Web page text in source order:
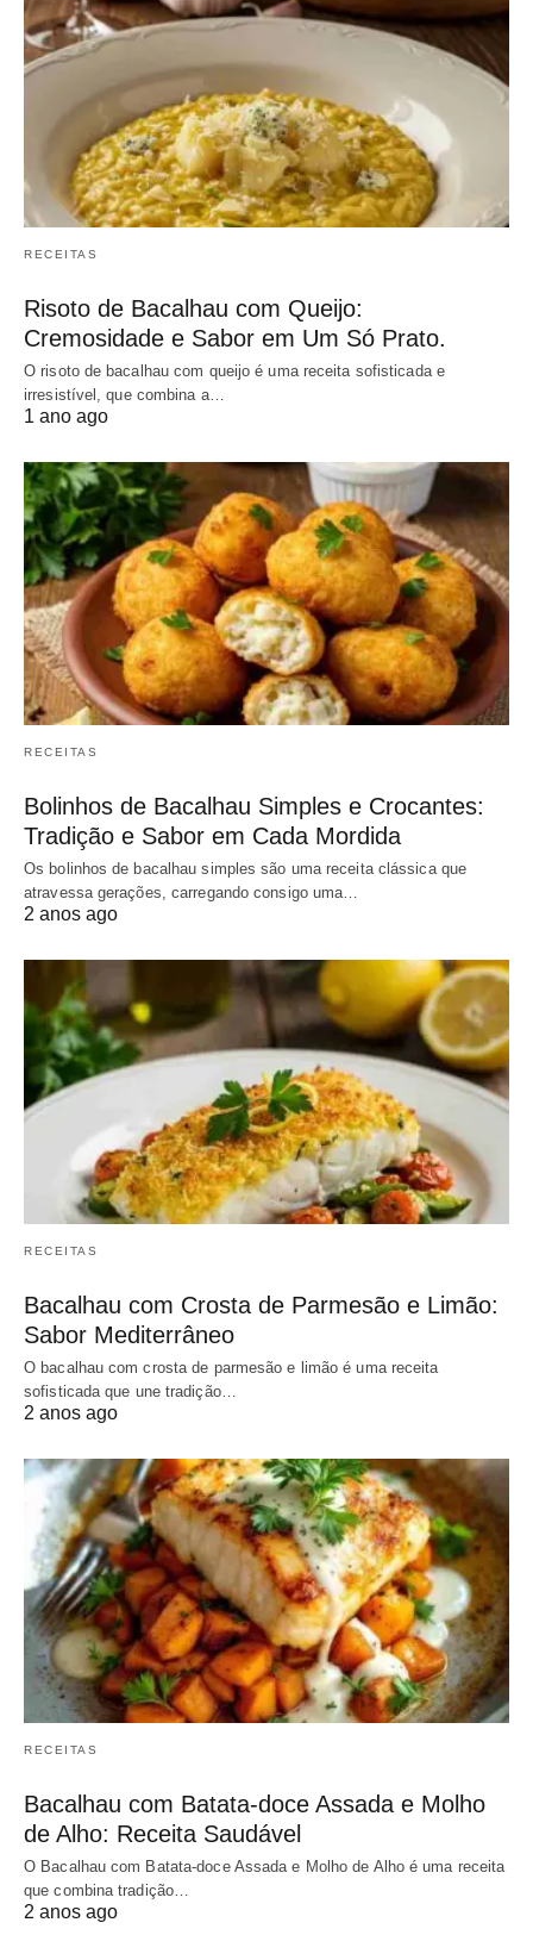
RECEITAS
Risoto de Bacalhau com Queijo:
Cremosidade e Sabor em Um Só Prato.
O risoto de bacalhau com queijo é uma receita sofisticada e
irresistível, que combina a…
1 ano ago
RECEITAS
Bolinhos de Bacalhau Simples e Crocantes:
Tradição e Sabor em Cada Mordida
Os bolinhos de bacalhau simples são uma receita clássica que
atravessa gerações, carregando consigo uma…
2 anos ago
RECEITAS
Bacalhau com Crosta de Parmesão e Limão:
Sabor Mediterrâneo
O bacalhau com crosta de parmesão e limão é uma receita
sofisticada que une tradição…
2 anos ago
RECEITAS
Bacalhau com Batata-doce Assada e Molho
de Alho: Receita Saudável
O Bacalhau com Batata-doce Assada e Molho de Alho é uma receita
que combina tradição…
2 anos ago